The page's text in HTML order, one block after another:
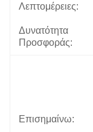
Λεπτομέρειες:
Δυνατότητα
Προσφοράς:
Επισημαίνω: